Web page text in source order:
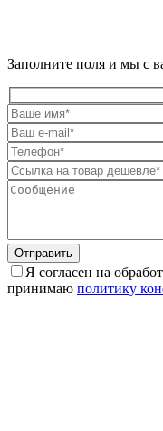
Заполните поля и мы с
Отправить
Я согласен на
принимаю политику